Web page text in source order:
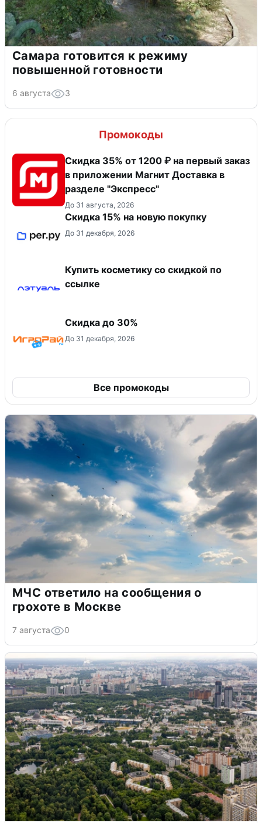
Самара готовится к режиму
повышенной готовности
6 августа 3
Промокоды
Скидка 35% от 1200 ₽ на первый заказ
в приложении Магнит Доставка в
разделе "Экспресс"
До 31 августа, 2026
Скидка 15% на новую покупку
До 31 декабря, 2026
Купить косметику со скидкой по
ссылке
Скидка до 30%
До 31 декабря, 2026
Все промокоды
МЧС ответило на сообщения о
грохоте в Москве
7 августа 0